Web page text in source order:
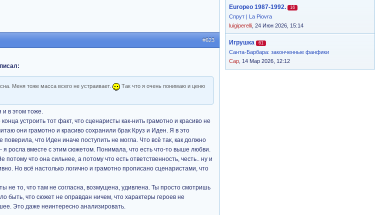
Europeo 1987-1992. 16
Спрут | La Piovra
luigiperelli , 24 Июн 2026, 15:14
Игрушка 61
Санта-Барбара: законченные фанфики
Cap , 14 Мар 2026, 12:12
#623
Меня тоже масса всего не устраивает.
Так что я очень понимаю и ценю
и в этом тоже.
устроить тот факт, что сценаристы как-нить грамотно и красиво не
они грамотно и красиво сохранили брак Круз и Иден. Я в это
что Иден иначе поступить не могла. Что всё так, как должно
росла вместе с этим сюжетом. Понимала, что есть что-то выше любви.
что она сильнее, а потому что есть ответственность, честь.. ну и
Но всё настолько логично и грамотно прописано сценаристами, что
то, что там не согласна, возмущена, удивлена. Ты просто смотришь
быть, что сюжет не оправдан ничем, что характеры героев не
Это даже неинтересно анализировать.